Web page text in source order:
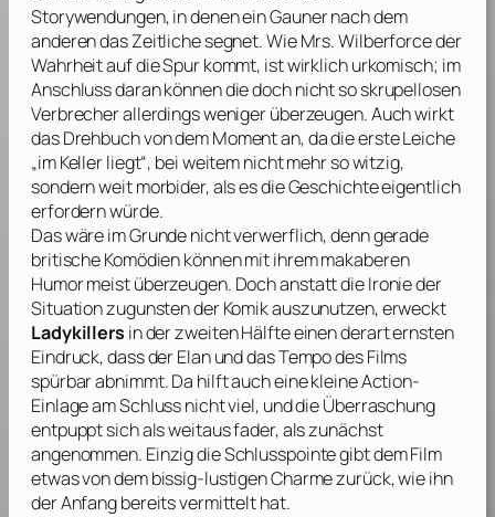
Storywendungen, in denen ein Gauner nach dem
anderen das Zeitliche segnet. Wie Mrs. Wilberforce der
Wahrheit auf die Spur kommt, ist wirklich urkomisch; im
Anschluss daran können die doch nicht so skrupellosen
Verbrecher allerdings weniger überzeugen. Auch wirkt
das Drehbuch von dem Moment an, da die erste Leiche
„im Keller liegt“, bei weitem nicht mehr so witzig,
sondern weit morbider, als es die Geschichte eigentlich
erfordern würde.
Das wäre im Grunde nicht verwerflich, denn gerade
britische Komödien können mit ihrem makaberen
Humor meist überzeugen. Doch anstatt die Ironie der
Situation zugunsten der Komik auszunutzen, erweckt
Ladykillers in der zweiten Hälfte einen derart ernsten
Eindruck, dass der Elan und das Tempo des Films
spürbar abnimmt. Da hilft auch eine kleine Action-
Einlage am Schluss nicht viel, und die Überraschung
entpuppt sich als weitaus fader, als zunächst
angenommen. Einzig die Schlusspointe gibt dem Film
etwas von dem bissig-lustigen Charme zurück, wie ihn
der Anfang bereits vermittelt hat.